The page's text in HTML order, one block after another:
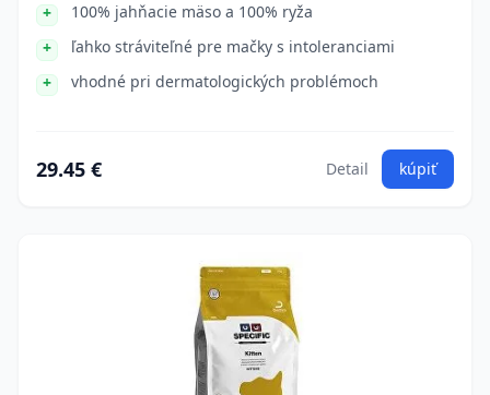
100% jahňacie mäso a 100% ryža
ľahko stráviteľné pre mačky s intoleranciami
vhodné pri dermatologických problémoch
29.45 € Detail kúpiť